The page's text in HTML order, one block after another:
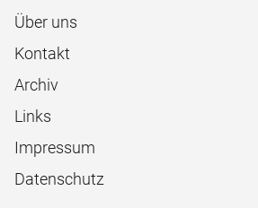
Über uns
Kontakt
Archiv
Links
Impressum
Datenschutz